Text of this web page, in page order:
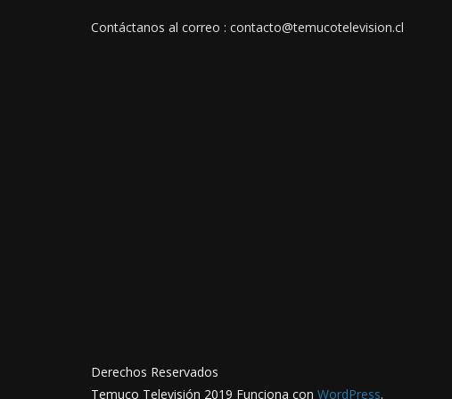
Contáctanos al correo : contacto@temucotelevision.cl
Derechos Reservados
Temuco Televisión 2019 Funciona con WordPress.